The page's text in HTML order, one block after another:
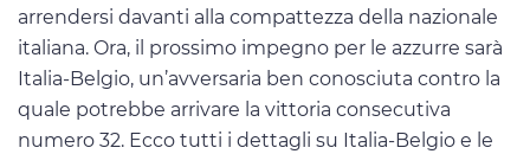
arrendersi davanti alla compattezza della nazionale
italiana. Ora, il prossimo impegno per le azzurre sarà
Italia-Belgio, un’avversaria ben conosciuta contro la
quale potrebbe arrivare la vittoria consecutiva
numero 32. Ecco tutti i dettagli su Italia-Belgio e le